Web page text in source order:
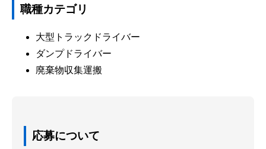
職種カテゴリ
大型トラックドライバー
ダンプドライバー
廃棄物収集運搬
応募について